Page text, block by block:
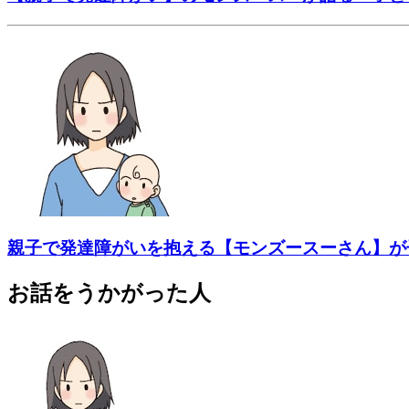
親子で発達障がいを抱える【モンズースーさん】
お話をうかがった人